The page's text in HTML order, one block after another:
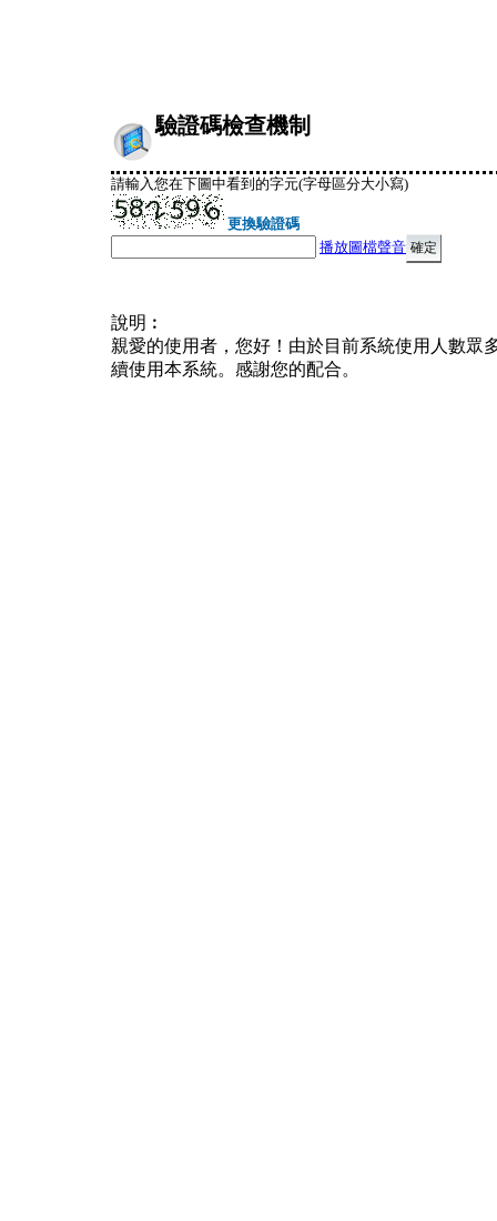
驗證碼檢查機制
請輸入您在下圖中看到的字元(字母區分大小寫)
更換驗證碼
播放圖檔聲音
說明︰
親愛的使用者，您好！由於目前系統使用人數眾
續使用本系統。感謝您的配合。